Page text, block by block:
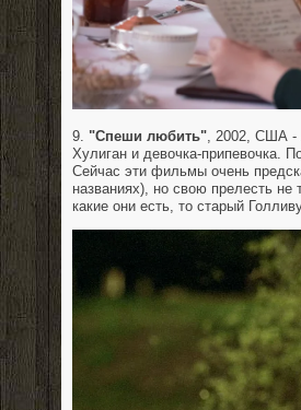
9. "Спеши любить", 2002, США -
Хулиган и девочка-припевочка.
Сейчас эти фильмы очень
названиях), но свою прелесть
какие они есть, то старый